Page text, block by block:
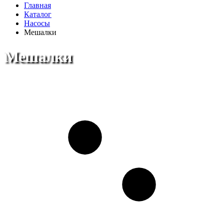
Главная
Каталог
Насосы
Мешалки
Мешалки